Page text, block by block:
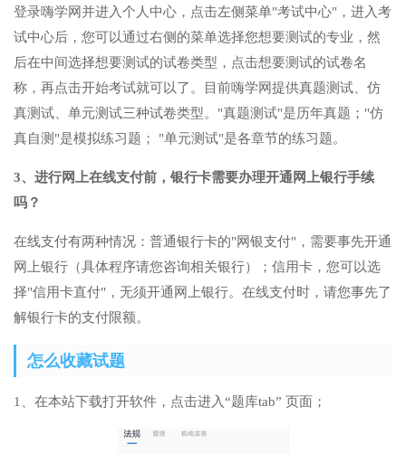
登录嗨学网并进入个人中心，点击左侧菜单"考试中心"，进入考
试中心后，您可以通过右侧的菜单选择您想要测试的专业，然
后在中间选择想要测试的试卷类型，点击想要测试的试卷名
称，再点击开始考试就可以了。目前嗨学网提供真题测试、仿
真测试、单元测试三种试卷类型。"真题测试"是历年真题；"仿
真自测"是模拟练习题； "单元测试"是各章节的练习题。
3、进行网上在线支付前，银行卡需要办理开通网上银行手续
吗？
在线支付有两种情况：普通银行卡的"网银支付"，需要事先开通
网上银行（具体程序请您咨询相关银行）；信用卡，您可以选
择"信用卡直付"，无须开通网上银行。在线支付时，请您事先了
解银行卡的支付限额。
怎么收藏试题
1、在本站下载打开软件，点击进入“题库tab” 页面；